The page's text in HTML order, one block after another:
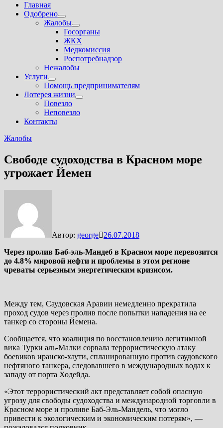
Главная
Одобрено
Показать
подменю
Жалобы
Показать
подменю
Госорганы
ЖКХ
Медкомиссия
Роспотребнадзор
Нежалобы
Услуги
Показать
подменю
Помощь предпринимателям
Лотерея жизни
Показать
Повезло
Неповезло
Контакты
Жалобы
Свободе судоходства в Красном море
угрожает Йемен
Автор: george
26.07.2018
Через пролив Баб-эль-Мандеб в Красном море перевозится
до 4.8% мировой нефти и проблемы в этом регионе
чреваты серьезным энергетическим кризисом.
Между тем, Саудовская Аравии немедленно прекратила
проход судов через пролив после попытки нападения на ее
танкер со стороны Йемена.
Сообщается, что коалиция по восстановлению легитимной
вика Турки аль-Малки сорвала террористическую атаку
боевиков иранско-хаути, спланированную против саудовского
нефтяного танкера, следовавшего в международных водах к
западу от порта Ходейда.
«Этот террористический акт представляет собой опасную
угрозу для свободы судоходства и международной торговли в
Красном море и проливе Баб-Эль-Мандель, что могло
привести к экологическим и экономическим потерям», —